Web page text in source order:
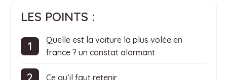
LES POINTS :
Quelle est la voiture la plus volée en
france ? un constat alarmant
Ce qu’il faut retenir